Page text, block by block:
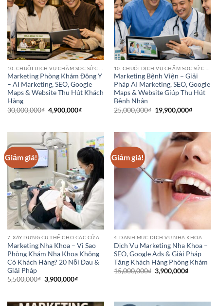
Marketing Phòng Khám Đông Y
– AI Marketing, SEO, Google
Maps & Website Thu Hút Khách
Hàng
30,000,000₫ Giá
gốc
4,900,000₫Giá
4,900,000₫.
Marketing Bệnh Viện – Giải
Pháp AI Marketing, SEO, Google
Maps & Website Giúp Thu Hút
Bệnh Nhân
25,000,000₫ Giá
gốc
19,900,000₫Giá
Giảm giá!
Marketing Nha Khoa – Vì Sao
Phòng Khám Nha Khoa Không
Có Khách Hàng? 20 Nỗi Đau &
Giải Pháp
5,500,000₫ Giá
gốc
3,900,000₫Giá
3,900,000₫.
Giảm giá!
4. DANH MỤC DỊCH VỤ NHA KHOA
Dịch Vụ Marketing Nha Khoa –
SEO, Google Ads & Giải Pháp
Tăng Khách Hàng Phòng Khám
15,000,000₫ Giá
gốc
3,900,000₫Giá